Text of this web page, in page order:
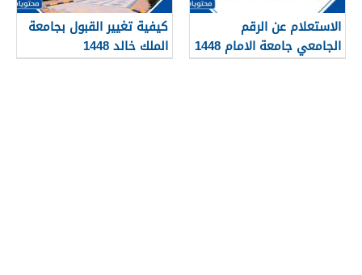
الاستعلام عن الرقم
الجامعي جامعة الامام 1448
كيفية تغيير القبول بجامعة
الملك خالد 1448